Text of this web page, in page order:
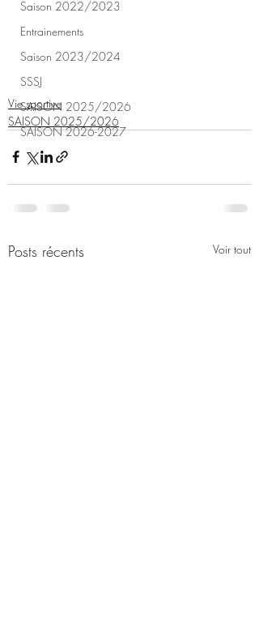
Saison 2022/2023
Entrainements
Saison 2023/2024
SSSJ
SAISON 2025/2026
SAISON 2026-2027
Vie sportive
SAISON 2025/2026
Posts récents Voir tout